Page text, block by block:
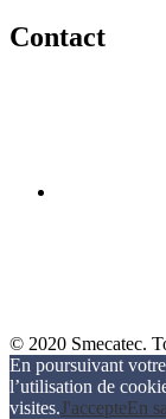
Contact
© 2020 Smecatec.
En poursuivant
l’utilisation de
visites.J'accepteEn